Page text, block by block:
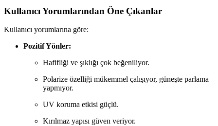
Kullanıcı Yorumlarından Öne Çıkanlar
Kullanıcı yorumlarına göre:
Pozitif Yönler:
Hafifliği ve şıklığı çok beğeniliyor.
Polarize özelliği mükemmel çalışıyor, güneşte parlama
yapmıyor.
UV koruma etkisi güçlü.
Kırılmaz yapısı güven veriyor.